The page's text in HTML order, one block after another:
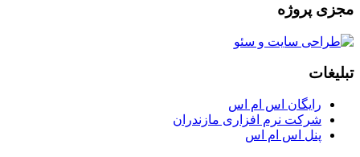
مجزی پروژه
تبلیغات
رایگان اس ام اس
شرکت نرم افزاری مازندران
پنل اس ام اس